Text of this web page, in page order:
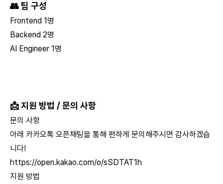
👥 팀 구성
Frontend 1명
Backend 2명
AI Engineer 1명
📩 지원 방법 / 문의 사항
문의 사항
아래 카카오톡 오픈채팅을 통해 편하게 문의해주시면 감사하겠습
니다!
https://open.kakao.com/o/sSDTAT1h
지원 방법